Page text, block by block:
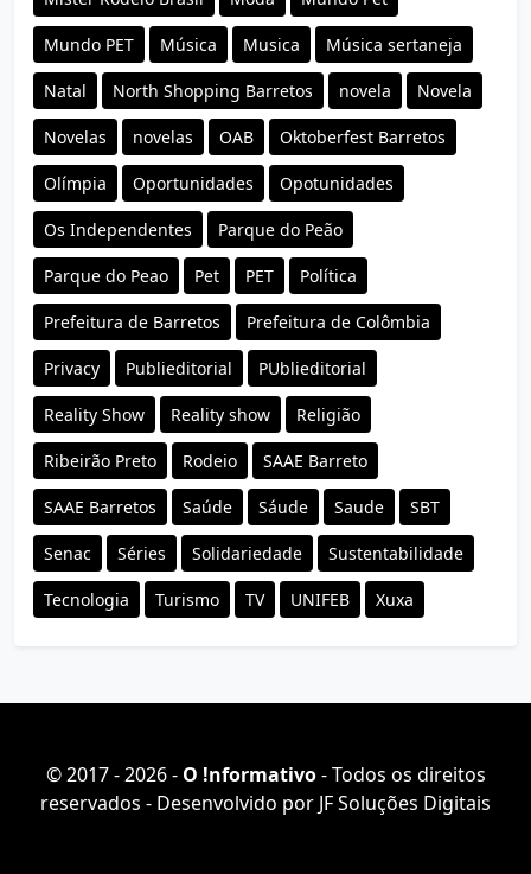
Mundo PET Música Musica Música sertaneja
Natal North Shopping Barretos novela Novela
Novelas novelas OAB Oktoberfest Barretos
Olímpia Oportunidades Opotunidades
Os Independentes Parque do Peão
Parque do Peao Pet PET Política
Prefeitura de Barretos Prefeitura de Colômbia
Privacy Publieditorial PUblieditorial
Reality Show Reality show Religião
Ribeirão Preto Rodeio SAAE Barreto
SAAE Barretos Saúde Sáude Saude SBT
Senac Séries Solidariedade Sustentabilidade
Tecnologia Turismo TV UNIFEB Xuxa
© 2017 - 2026 - O ǃnformativo- Todos os direitos
reservados - Desenvolvido por JF Soluções Digitais